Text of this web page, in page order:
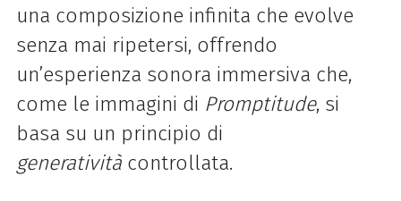
una composizione infinita che evolve
senza mai ripetersi, offrendo
un’esperienza sonora immersiva che,
come le immagini di Promptitude, si
basa su un principio di
generativitàcontrollata.